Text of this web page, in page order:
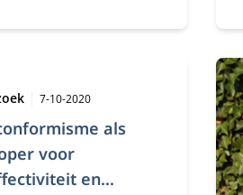
als
voor
en
Publicatiedatum:
7-10-2020